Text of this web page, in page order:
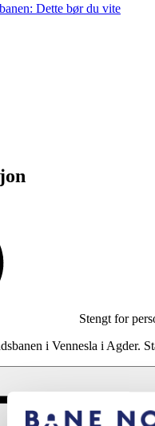
Dette bør du vite
Stengt for
i Vennesla i Agder.